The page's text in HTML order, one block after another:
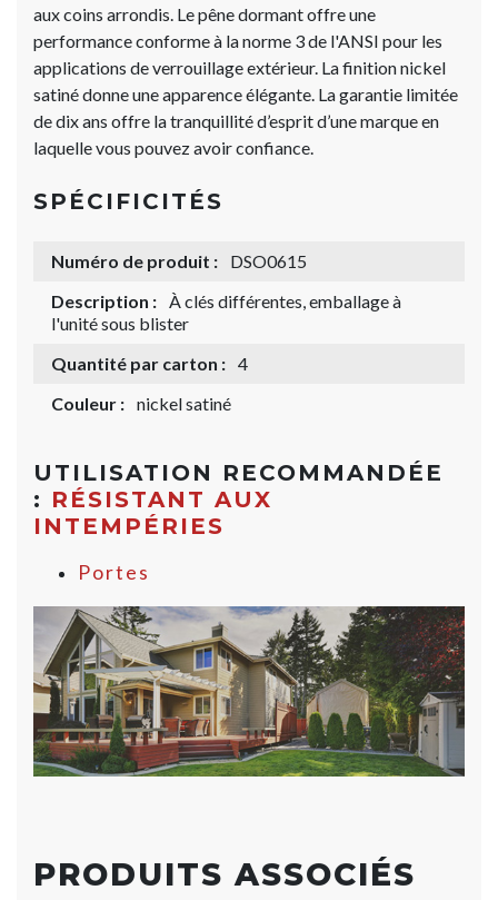
aux coins arrondis. Le pêne dormant offre une
performance conforme à la norme 3 de l'ANSI pour les
applications de verrouillage extérieur. La finition nickel
satiné donne une apparence élégante. La garantie limitée
de dix ans offre la tranquillité d’esprit d’une marque en
laquelle vous pouvez avoir confiance.
SPÉCIFICITÉS
Numéro de produit :
DSO0615
Description : À clés différentes, emballage à
l'unité sous blister
Quantité par carton : 4
Couleur : nickel satiné
UTILISATION RECOMMANDÉE
: RÉSISTANT AUX
INTEMPÉRIES
Portes
PRODUITS ASSOCIÉS